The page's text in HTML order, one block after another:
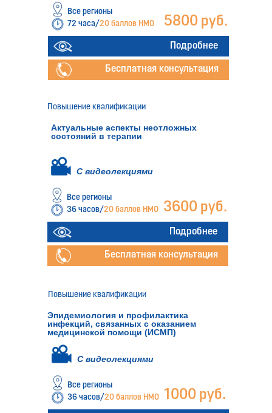
72 часа/20 баллов НМО 5800 руб.
Все регионы
Бесплатная консультация
Подробнее
Актуальные аспекты неотложных
состояний в терапии
36 часов/20 баллов НМО 3600 руб.
Все регионы
Повышение квалификации
Бесплатная консультация
Подробнее
С видеолекциями
Эпидемиология и профилактика
инфекций, связанных с оказанием
медицинской помощи (ИСМП)
36 часов/20 баллов НМО 1000 руб.
Все регионы
Повышение квалификации
С видеолекциями